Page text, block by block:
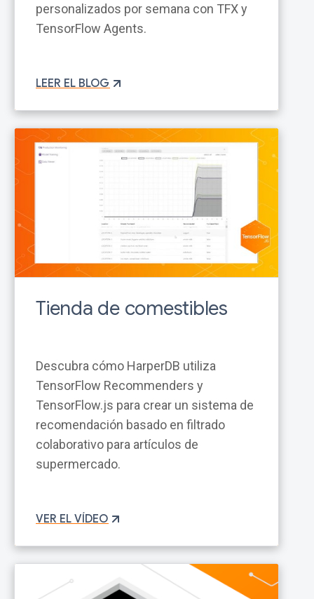
personalizados por semana con TFX y
TensorFlow Agents.
LEER EL BLOG
Tienda de comestibles
Descubra cómo HarperDB utiliza
TensorFlow Recommenders y
TensorFlow.js para crear un sistema de
recomendación basado en filtrado
colaborativo para artículos de
supermercado.
VER EL VÍDEO